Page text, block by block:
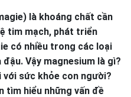
là khoáng chất cần
tim mạch, phát triển
có nhiều trong các loại
Vậy magnesium là gì?
sức khỏe con người?
tìm hiểu những vấn đề